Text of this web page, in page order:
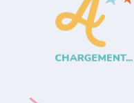
CHARGEMENT...